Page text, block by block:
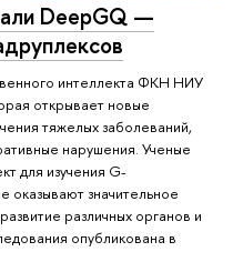
DeepGQ —
интеллекта ФКН НИУ
открывает новые
тяжелых заболеваний,
нарушения. Ученые
для изучения G-
оказывают значительное
различных органов и
опубликована в